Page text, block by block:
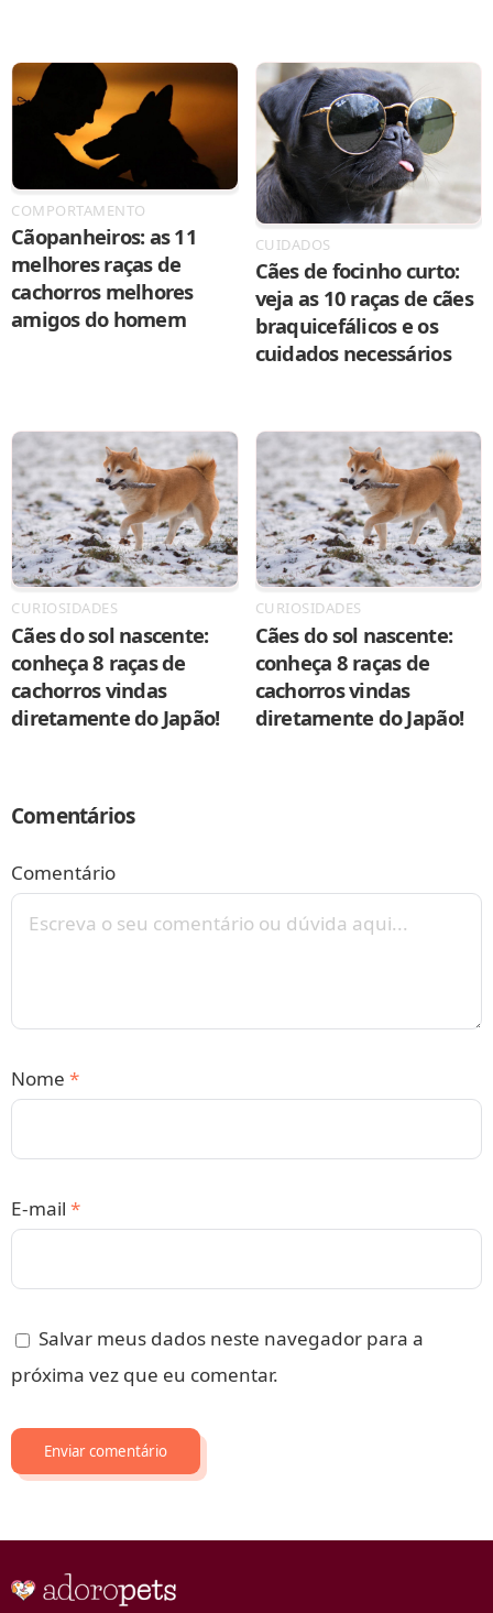
COMPORTAMENTO
Cãopanheiros: as 11
melhores raças de
cachorros melhores
amigos do homem
CUIDADOS
Cães de focinho curto:
veja as 10 raças de cães
braquicefálicos e os
cuidados necessários
CURIOSIDADES
Cães do sol nascente:
conheça 8 raças de
cachorros vindas
diretamente do Japão!
CURIOSIDADES
Cães do sol nascente:
conheça 8 raças de
cachorros vindas
diretamente do Japão!
Comentários
Comentário
Nome *
E-mail *
Salvar meus dados neste navegador para a
próxima vez que eu comentar.